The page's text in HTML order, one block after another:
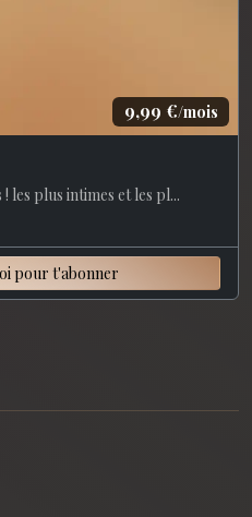
9,99 €/mois
les plus intimes et les pl...
pour t'abonner